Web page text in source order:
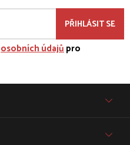
PŘIHLÁSIT SE
osobních údajůpro